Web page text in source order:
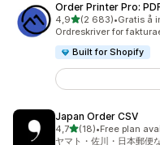
Order Printer Pro:
4,9av 5 stjerner
(2 683)
Totalt 2683 omtaler
•Gratis å
Ordreskriver for
Built for Shopify
Japan Order CSV
4,7av 5 stjerner
(18)
Totalt 18 omtaler
•Free plan
ヤマト・佐川・日本郵便